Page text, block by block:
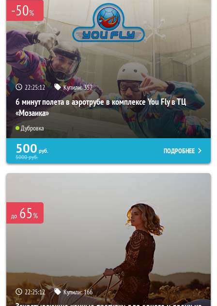
-50%
22:25:08 Купили:357
6 минут полета в аэротрубе в комплексе You Fly в ТЦ
«Мозаика»
Дубровка
500 руб.
5000руб.
ПОДРОБНЕЕ
до 65%
22:25:08 Купили:166